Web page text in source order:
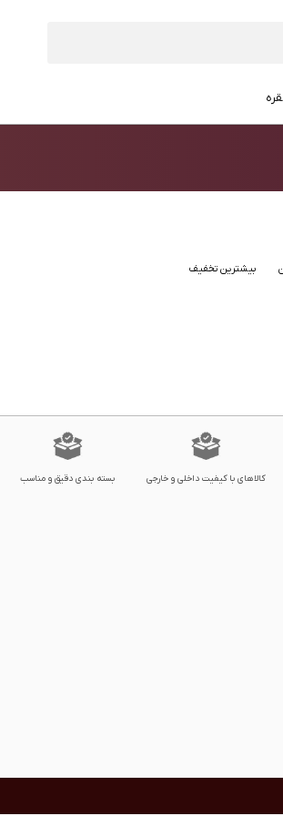
بیشترین تخفیف
کالاهای با کیفیت داخلی و خارجی بسته بندی دقیق و مناسب